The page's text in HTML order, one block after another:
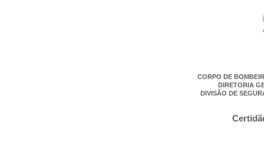
CORPO DE
DIRETORIA
DIVISÃO DE